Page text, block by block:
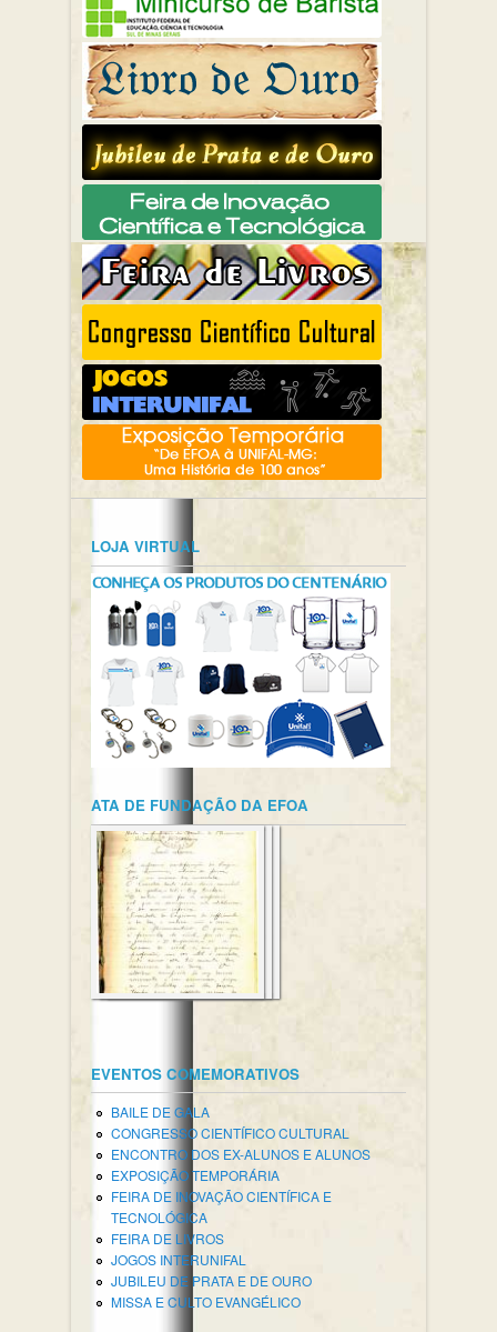
LOJA VIRTUAL
ATA DE FUNDAÇÃO DA EFOA
EVENTOS COMEMORATIVOS
BAILE DE GALA
CONGRESSO CIENTÍFICO CULTURAL
ENCONTRO DOS EX-ALUNOS E ALUNOS
EXPOSIÇÃO TEMPORÁRIA
FEIRA DE INOVAÇÃO CIENTÍFICA E
TECNOLÓGICA
FEIRA DE LIVROS
JOGOS INTERUNIFAL
JUBILEU DE PRATA E DE OURO
MISSA E CULTO EVANGÉLICO